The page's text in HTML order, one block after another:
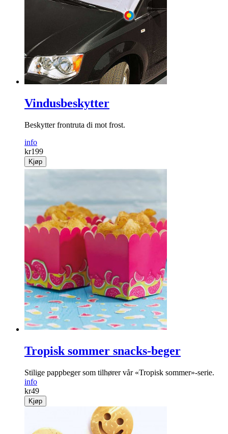
Vindusbeskytter
Beskytter frontruta di mot frost.
info
kr199
Kjøp
Tropisk sommer snacks-beger
Stilige pappbeger som tilhører vår «Tropisk sommer»-serie.
info
kr49
Kjøp